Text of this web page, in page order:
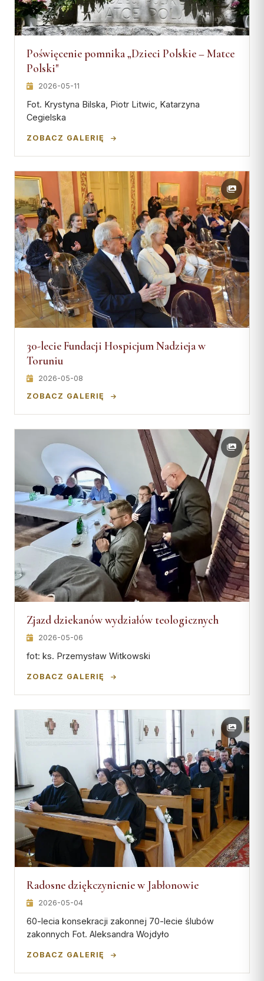
Poświęcenie pomnika „Dzieci Polskie – Matce
Polski"
2026-05-11
Fot. Krystyna Bilska, Piotr Litwic, Katarzyna
Cegielska
ZOBACZ GALERIĘ
30-lecie Fundacji Hospicjum Nadzieja w
Toruniu
2026-05-08
ZOBACZ GALERIĘ
Zjazd dziekanów wydziałów teologicznych
2026-05-06
fot: ks. Przemysław Witkowski
ZOBACZ GALERIĘ
Radosne dziękczynienie w Jabłonowie
2026-05-04
60-lecia konsekracji zakonnej 70-lecie ślubów
zakonnych Fot. Aleksandra Wojdyło
ZOBACZ GALERIĘ